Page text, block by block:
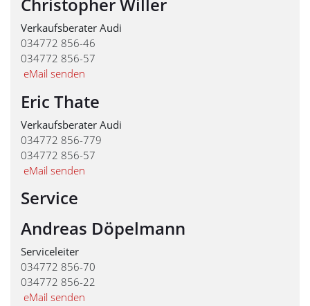
Verkaufsberater Audi
034772 856-46
034772 856-57
eMail senden
Eric Thate
Verkaufsberater Audi
034772 856-779
034772 856-57
eMail senden
Service
Andreas Döpelmann
Serviceleiter
034772 856-70
034772 856-22
eMail senden